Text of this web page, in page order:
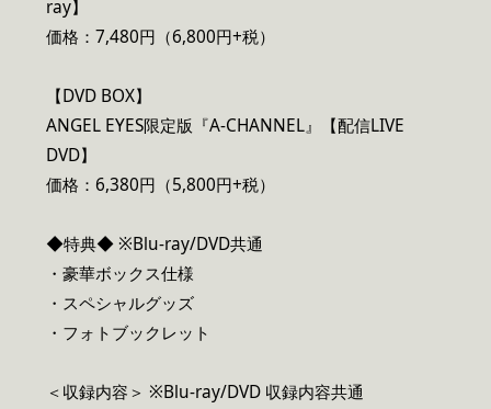
ray】
価格：7,480円（6,800円+税）
【DVD BOX】
ANGEL EYES限定版『A-CHANNEL』【配信LIVE
DVD】
価格：6,380円（5,800円+税）
◆特典◆ ※Blu-ray/DVD共通
・豪華ボックス仕様
・スペシャルグッズ
・フォトブックレット
＜収録内容＞ ※Blu-ray/DVD 収録内容共通